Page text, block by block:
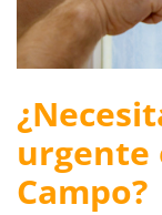
urgente
Campo?